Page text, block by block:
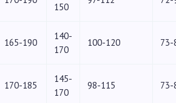
150
165-190
140-
170
100-120 73-
170-185
145-
170
98-115 73-